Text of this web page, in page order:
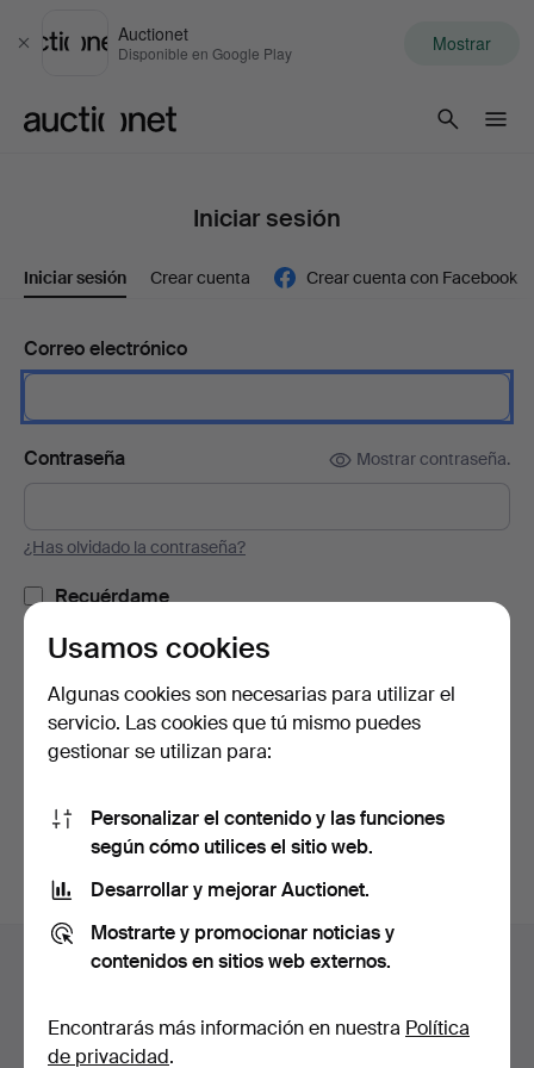
Cerrar
Auctionet
Disponible en Google Play Mostrar
Iniciar sesión
Iniciar sesión Crear cuenta Crear cuenta con Facebook
Correo electrónico
Contraseña Mostrar contraseña.
¿Has olvidado la contraseña?
Recuérdame
o iniciar sesión a través de Facebook
Navegación
pie
Ayuda y contacto
Todas las casas de subastas
Usamos cookies
Algunas cookies son necesarias para utilizar el
servicio. Las cookies que tú mismo puedes
gestionar se utilizan para:
Personalizar el contenido y las funciones
según cómo utilices el sitio web.
Desarrollar y mejorar Auctionet.
Mostrarte y promocionar noticias y
contenidos en sitios web externos.
Encontrarás más información en nuestra Política
de privacidad.